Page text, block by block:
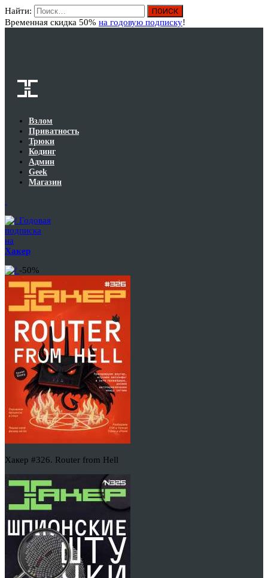
Найти:
Временная скидка 50% на годовую подписку!
Взлом
Приватность
Трюки
Кодинг
Админ
Geek
Магазин
Годовая
подписка
на
Хакер
-50%
Хакер #326. Router from Hell